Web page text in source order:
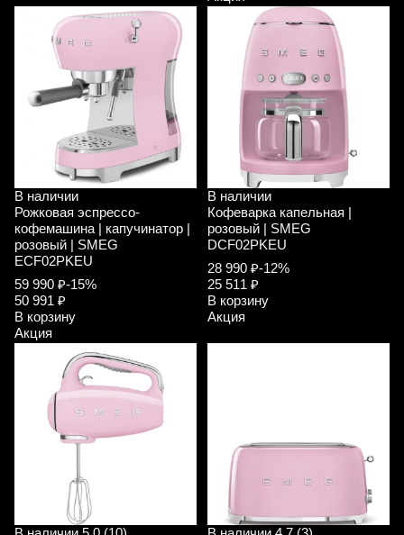
В наличии
Рожковая эспрессо-
кофемашина | капучинатор |
розовый | SMEG
ECF02PKEU
59 990 ₽-15%
50 991 ₽
В корзину
Акция
В наличии
Кофеварка капельная |
розовый | SMEG
DCF02PKEU
28 990 ₽-12%
25 511 ₽
В корзину
Акция